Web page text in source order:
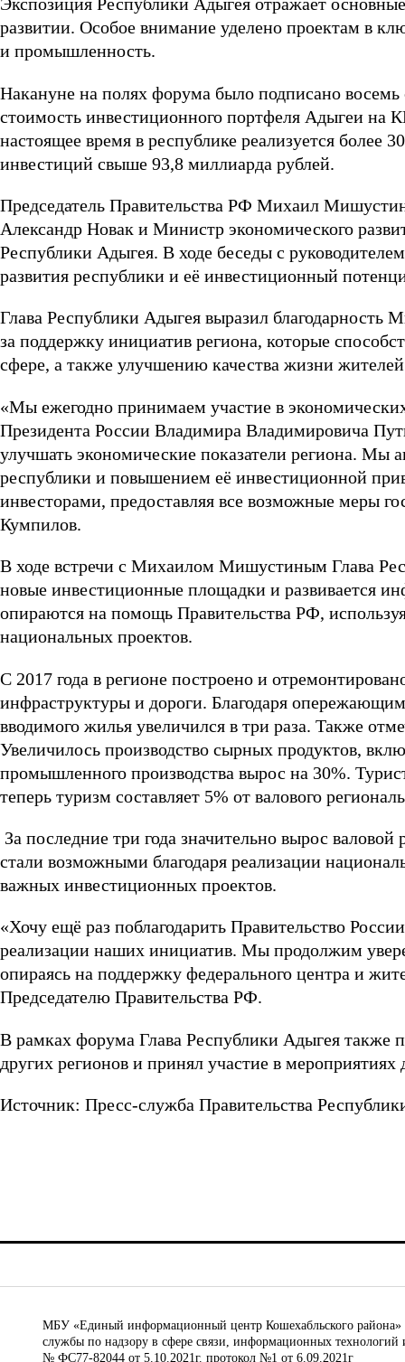
развитии. Особое внимание уделено проектам в
и промышленность.
Накануне на полях форума было подписано
стоимость инвестиционного портфеля Адыгеи на
настоящее время в республике реализуется
инвестиций свыше 93,8 миллиарда рублей.
Председатель Правительства РФ Михаил
Александр Новак и Министр экономического
Республики Адыгея. В ходе беседы с
развития республики и её инвестиционный
Глава Республики Адыгея выразил
за поддержку инициатив региона, которые
сфере, а также улучшению качества жизни
«Мы ежегодно принимаем участие в
Президента России Владимира Владимировича
улучшать экономические показатели региона. Мы
республики и повышением её инвестиционной
инвесторами, предоставляя все возможные меры
Кумпилов.
В ходе встречи с Михаилом Мишустиным Глава
новые инвестиционные площадки и развивается
опираются на помощь Правительства РФ,
национальных проектов.
С 2017 года в регионе построено и
инфраструктуры и дороги. Благодаря
вводимого жилья увеличился в три раза. Также
Увеличилось производство сырных продуктов,
промышленного производства вырос на 30%.
теперь туризм составляет 5% от валового
За последние три года значительно вырос
стали возможными благодаря реализации
важных инвестиционных проектов.
«Хочу ещё раз поблагодарить Правительство
реализации наших инициатив. Мы продолжим
опираясь на поддержку федерального центра и
Председателю Правительства РФ.
В рамках форума Глава Республики Адыгея также
других регионов и принял участие в
Источник: Пресс-служба Правительства
МБУ «Единый информационный центр Кошехабльского района»
службы по надзору в сфере связи, информационных
№ ФС77-82044 от 5.10.2021г. протокол №1 от 6.09.2021г